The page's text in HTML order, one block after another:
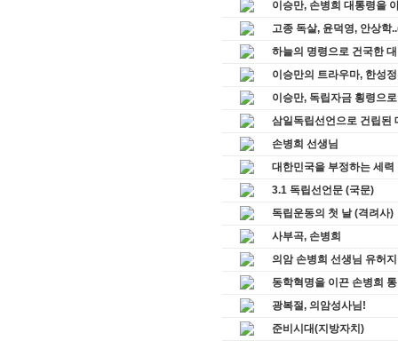
이승만, 손병희 대통령을
고종 독살, 윤덕영, 안상학
하늘의 명령으로 건국한
이승만의 트라우마, 한성
이승만, 독립자금 횡령으
삼일독립선언으로 건립된
손병희 선생님
대한민국을 부정하는 세력
3.1 독립선언문 (국문)
독립운동의 첫 날 (격려사)
사부곡, 손병희
의암 손병희 선생님 유허지
동학혁명을 이끈 손병희
광복절, 의암성사님!
준비시대(지방자치)